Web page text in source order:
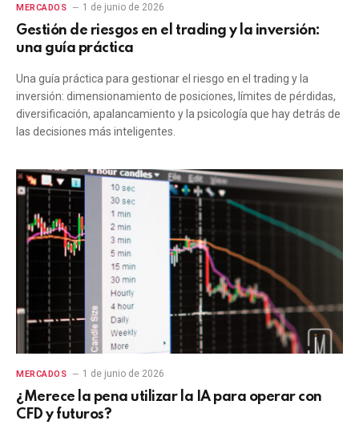
MERCADOS 1 de junio de 2026
Gestión de riesgos en el trading y la inversión:
una guía práctica
Una guía práctica para gestionar el riesgo en el trading y la
inversión: dimensionamiento de posiciones, límites de pérdidas,
diversificación, apalancamiento y la psicología que hay detrás de
las decisiones más inteligentes.
MERCADOS 1 de junio de 2026
¿Merece la pena utilizar la IA para operar con
CFD y futuros?